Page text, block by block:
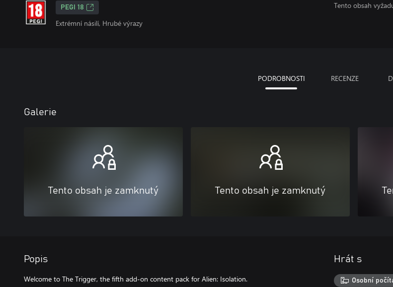
PEGI 18
Extrémní násilí, Hrubé výrazy
Tento obsah
PODROBNOSTI RECENZE
Galerie
Tento obsah je zamknutý Tento obsah je zamknutý
Popis
Welcome to The Trigger, the fifth add-on content pack for Alien: Isolation.
Hrát s
Osobní